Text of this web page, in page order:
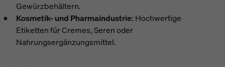
Gewürzbehältern.
Kosmetik- und Pharmaindustrie: Hochwertige
Etiketten für Cremes, Seren oder
Nahrungsergänzungsmittel.